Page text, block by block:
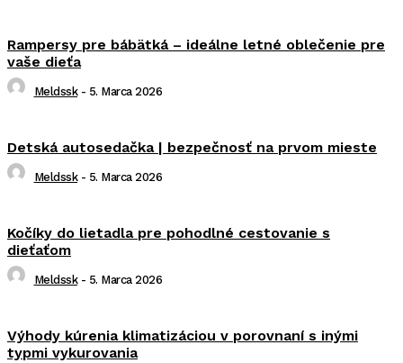
Rampersy pre bábätká – ideálne letné oblečenie pre
vaše dieťa
Meldssk - 5. Marca 2026
Detská autosedačka | bezpečnosť na prvom mieste
Meldssk - 5. Marca 2026
Kočíky do lietadla pre pohodlné cestovanie s
dieťaťom
Meldssk - 5. Marca 2026
Výhody kúrenia klimatizáciou v porovnaní s inými
typmi vykurovania